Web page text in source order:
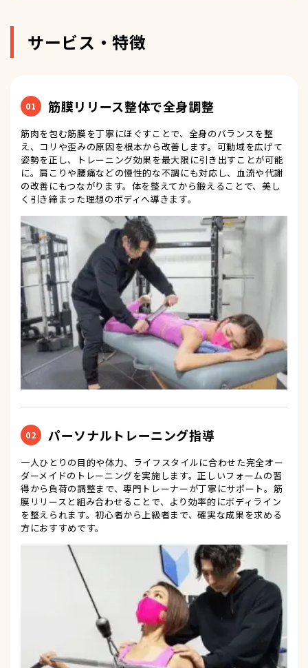
サービス・特徴
01 筋膜リリース整体で全身調整
筋肉を包む筋膜を丁寧にほぐすことで、全身のバランスを整
え、コリや歪みの原因を根本から改善します。可動域を広げて
姿勢を正し、トレーニング効果を最大限に引き出すことが可能
に。肩こりや腰痛などの慢性的な不調にも対応し、血流や代謝
の改善にもつながります。体を整えてから鍛えることで、美し
く引き締まった理想のボディへ導きます。
02 パーソナルトレーニング指導
一人ひとりの目的や体力、ライフスタイルに合わせた完全オー
ダーメイドのトレーニングを実施します。正しいフォームの習
得から負荷の調整まで、専門トレーナーが丁寧にサポート。筋
膜リリースと組み合わせることで、より効率的にボディライン
を整えられます。初心者から上級者まで、確実な成果を求める
方におすすめです。